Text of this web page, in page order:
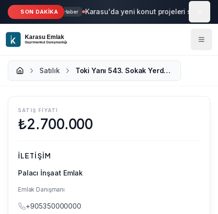
Ana içeriğe geç
SON DAKİKA Haber Karasu'da yeni konut projeleri start aldı
Satılık Toki Yanı 543. Sokak Yerden Isıtmalı Soytekin Apt. Antrasit Bina 2+1
SATIŞ FIYATI
₺2.700.000
İLETIŞIM
Palacı İnşaat Emlak
Emlak Danışmanı
+905350000000